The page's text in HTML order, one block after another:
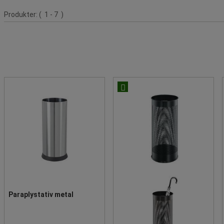
Produktliste
Produkter: ( 1 - 7 )
Paraplystativ metal